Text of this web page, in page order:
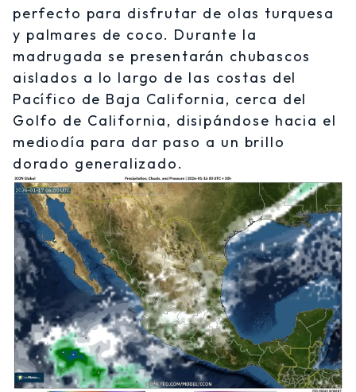
perfecto para disfrutar de olas turquesa
y palmares de coco. Durante la
madrugada se presentarán chubascos
aislados a lo largo de las costas del
Pacífico de Baja California, cerca del
Golfo de California, disipándose hacia el
mediodía para dar paso a un brillo
dorado generalizado.